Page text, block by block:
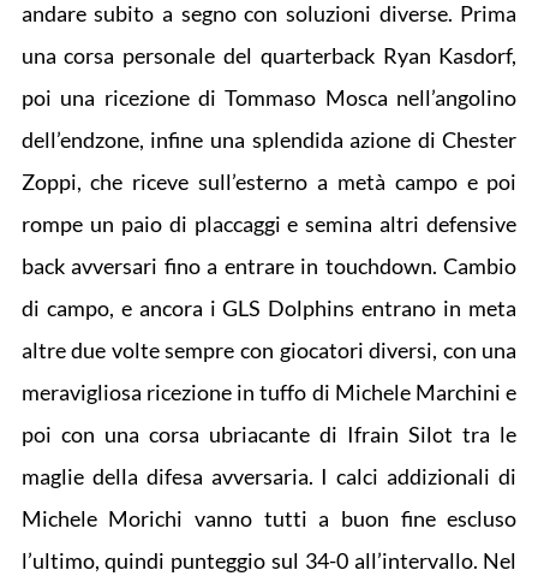
andare subito a segno con soluzioni diverse. Prima
una corsa personale del quarterback Ryan Kasdorf,
poi una ricezione di Tommaso Mosca nell’angolino
dell’endzone, infine una splendida azione di Chester
Zoppi, che riceve sull’esterno a metà campo e poi
rompe un paio di placcaggi e semina altri defensive
back avversari fino a entrare in touchdown. Cambio
di campo, e ancora i GLS Dolphins entrano in meta
altre due volte sempre con giocatori diversi, con una
meravigliosa ricezione in tuffo di Michele Marchini e
poi con una corsa ubriacante di Ifrain Silot tra le
maglie della difesa avversaria. I calci addizionali di
Michele Morichi vanno tutti a buon fine escluso
l’ultimo, quindi punteggio sul 34-0 all’intervallo. Nel